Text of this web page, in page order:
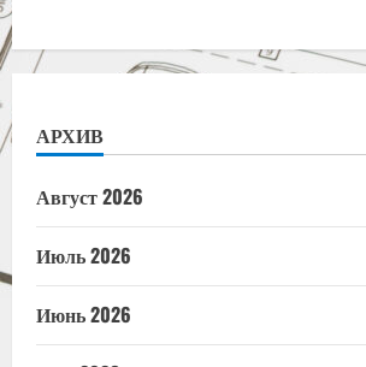
АРХИВ
Август 2026
Июль 2026
Июнь 2026